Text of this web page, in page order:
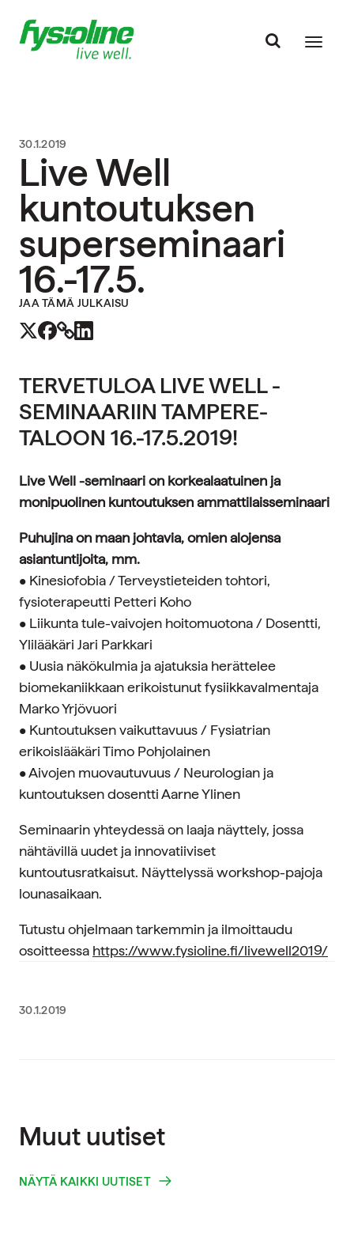
30.1.2019
Live Well
kuntoutuksen
superseminaari
16.-17.5.
JAA TÄMÄ JULKAISU
TERVETULOA LIVE WELL -
SEMINAARIIN TAMPERE-
TALOON 16.-17.5.2019!
Live Well -seminaari on korkealaatuinen ja
monipuolinen kuntoutuksen ammattilaisseminaari
Puhujina on maan johtavia, omien alojensa
asiantuntijoita, mm.
• Kinesiofobia / Terveystieteiden tohtori,
fysioterapeutti Petteri Koho
• Liikunta tule-vaivojen hoitomuotona / Dosentti,
Ylilääkäri Jari Parkkari
• Uusia näkökulmia ja ajatuksia herättelee
biomekaniikkaan erikoistunut fysiikkavalmentaja
Marko Yrjövuori
• Kuntoutuksen vaikuttavuus / Fysiatrian
erikoislääkäri Timo Pohjolainen
• Aivojen muovautuvuus / Neurologian ja
kuntoutuksen dosentti Aarne Ylinen
Seminaarin yhteydessä on laaja näyttely, jossa
nähtävillä uudet ja innovatiiviset
kuntoutusratkaisut. Näyttelyssä workshop-pajoja
lounasaikaan.
Tutustu ohjelmaan tarkemmin ja ilmoittaudu
osoitteessa https://www.fysioline.fi/livewell2019/
30.1.2019
Muut uutiset
NÄYTÄ KAIKKI UUTISET